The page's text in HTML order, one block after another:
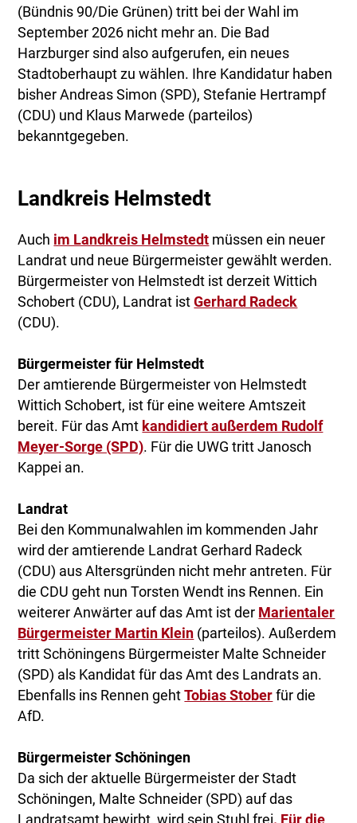
(Bündnis 90/Die Grünen) tritt bei der Wahl im
September 2026 nicht mehr an. Die Bad
Harzburger sind also aufgerufen, ein neues
Stadtoberhaupt zu wählen. Ihre Kandidatur haben
bisher Andreas Simon (SPD), Stefanie Hertrampf
(CDU) und Klaus Marwede (parteilos)
bekanntgegeben.
Landkreis Helmstedt
Auch im Landkreis Helmstedt müssen ein neuer
Landrat und neue Bürgermeister gewählt werden.
Bürgermeister von Helmstedt ist derzeit Wittich
Schobert (CDU), Landrat istGerhard Radeck
(CDU).
Bürgermeister für Helmstedt
Der amtierende Bürgermeister von Helmstedt
Wittich Schobert, ist für eine weitere Amtszeit
bereit. Für das Amt kandidiert außerdem Rudolf
Meyer-Sorge (SPD). Für die UWG tritt Janosch
Kappei an.
Landrat
Bei den Kommunalwahlen im kommenden Jahr
wird der amtierende Landrat Gerhard Radeck
(CDU) aus Altersgründen nicht mehr antreten. Für
die CDU geht nun Torsten Wendt ins Rennen. Ein
weiterer Anwärter auf das Amt ist der Marientaler
Bürgermeister Martin Klein (parteilos). Außerdem
tritt Schöningens Bürgermeister Malte Schneider
(SPD) als Kandidat für das Amt des Landrats an.
Ebenfalls ins Rennen gehtTobias Stober für die
AfD.
Bürgermeister Schöningen
Da sich der aktuelle Bürgermeister der Stadt
Schöningen, Malte Schneider (SPD) auf das
Landratsamt bewirbt, wird sein Stuhl frei. Für die